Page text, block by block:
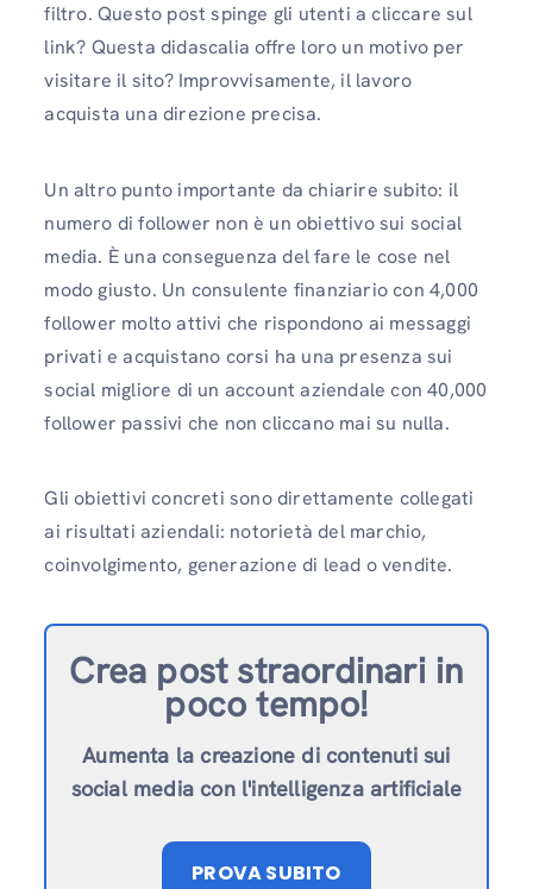
filtro. Questo post spinge gli utenti a cliccare sul
link? Questa didascalia offre loro un motivo per
visitare il sito? Improvvisamente, il lavoro
acquista una direzione precisa.
Un altro punto importante da chiarire subito: il
numero di follower non è un obiettivo sui social
media. È una conseguenza del fare le cose nel
modo giusto. Un consulente finanziario con 4,000
follower molto attivi che rispondono ai messaggi
privati ​​e acquistano corsi ha una presenza sui
social migliore di un account aziendale con 40,000
follower passivi che non cliccano mai su nulla.
Gli obiettivi concreti sono direttamente collegati
ai risultati aziendali: notorietà del marchio,
coinvolgimento, generazione di lead o vendite.
Crea post straordinari in
poco tempo!
Aumenta la creazione di contenuti sui
social media con l'intelligenza artificiale
PROVA SUBITO